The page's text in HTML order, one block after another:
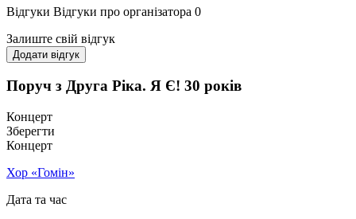
Відгуки Відгуки про організатора 0
Залиште свій відгук
Додати відгук
Поруч з Друга Ріка. Я Є! 30 років
Концерт
Зберегти
Концерт
Хор «Гомін»
Дата та час